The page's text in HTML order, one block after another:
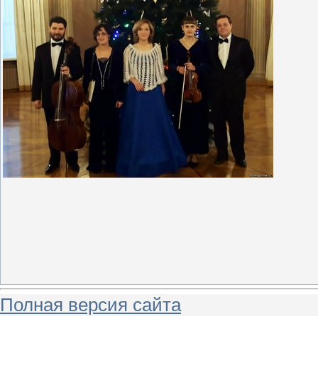
Полная версия сайта